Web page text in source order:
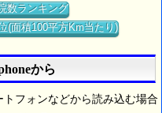
数ランキング
(面積100平方Km当たり)
から
トフォンなどから読み込む場合